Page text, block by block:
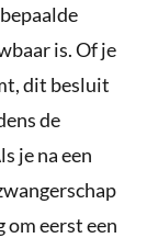
is. Of je
dit besluit
de
je na een
om eerst een